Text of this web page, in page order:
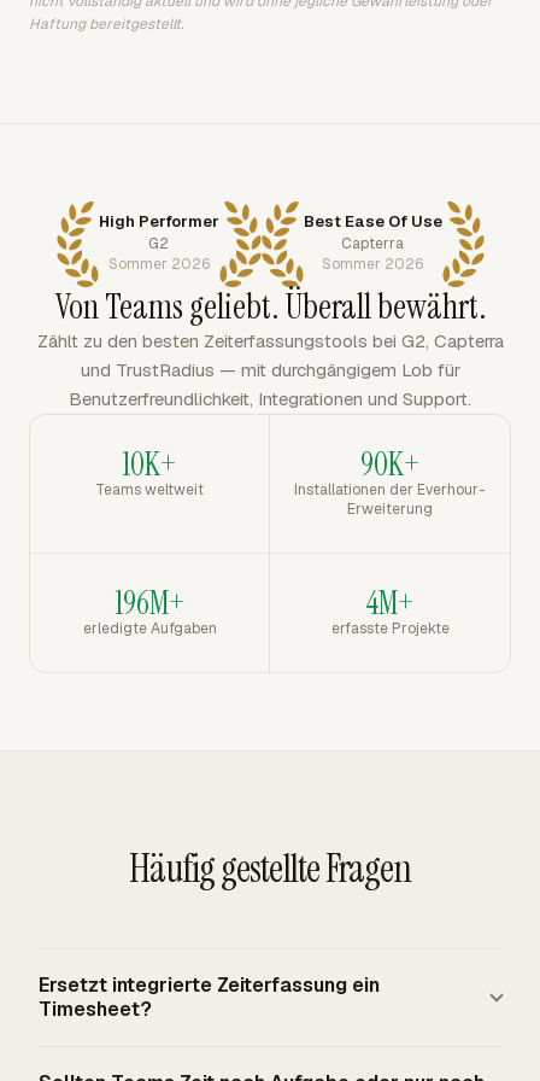
Haftung bereitgestellt.
High Performer
G2
Sommer 2026
Best Ease Of Use
Capterra
Sommer 2026
Von Teams geliebt. Überall bewährt.
Zählt zu den besten Zeiterfassungstools bei G2, Capterra
und TrustRadius — mit durchgängigem Lob für
Benutzerfreundlichkeit, Integrationen und Support.
10K+
Teams weltweit
90K+
Installationen der Everhour-
Erweiterung
196M+
erledigte Aufgaben
4M+
erfasste Projekte
Häufig gestellte Fragen
Ersetzt integrierte Zeiterfassung ein
Timesheet?